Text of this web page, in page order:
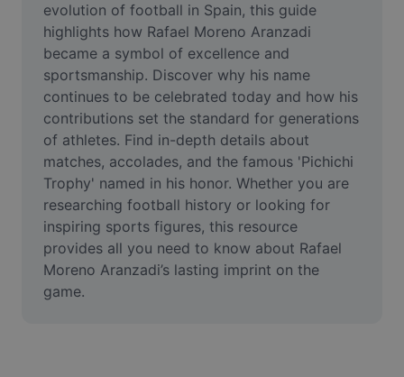
Video arka planını kaldırma
Kaliteyi artır
Video Düzenleyici
Videoyu Kesme
Videoya Yazı Ekleme
Video Dönüştürücü
evolution of football in Spain, this guide
highlights how Rafael Moreno Aranzadi
became a symbol of excellence and
sportsmanship. Discover why his name
continues to be celebrated today and how his
contributions set the standard for generations
of athletes. Find in-depth details about
matches, accolades, and the famous 'Pichichi
Trophy' named in his honor. Whether you are
researching football history or looking for
inspiring sports figures, this resource
provides all you need to know about Rafael
Moreno Aranzadi’s lasting imprint on the
game.